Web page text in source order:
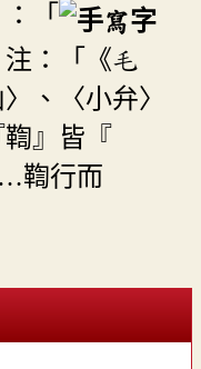
「
：「《毛
、〈小弁〉
』皆『
鞫行而